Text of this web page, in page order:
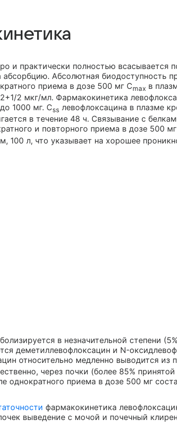
и практически полностью всасывается
Абсолютная биодоступность
приема в дозе 500 мг Cmax в
2 мкг/мл. Фармакокинетика
1000 мг. Css левофлоксацина в плазме
в течение 48 ч. Связывание с
и повторного приема в дозе 500
100 л, что указывает на хорошее
в незначительной степени
деметиллевофлоксацин и N-
относительно медленно выводится из
через почки (более 85%
однократного приема в дозе 500 мг
фармакокинетика
выведение с мочой и почечный